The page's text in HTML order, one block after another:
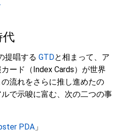
代
提唱する GTDと相まって、ア
ード（Index Cards）が世界
流れをさらに推し進めたの
で示唆に富む、次の二つの事
PDA 」